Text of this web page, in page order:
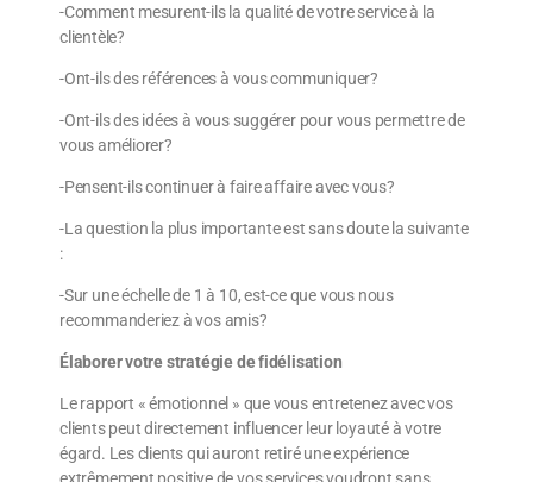
-Comment mesurent-ils la qualité de votre service à la
clientèle?
-Ont-ils des références à vous communiquer?
-Ont-ils des idées à vous suggérer pour vous permettre de
vous améliorer?
-Pensent-ils continuer à faire affaire avec vous?
-La question la plus importante est sans doute la suivante
:
-Sur une échelle de 1 à 10, est-ce que vous nous
recommanderiez à vos amis?
Élaborer votre stratégie de fidélisation
Le rapport « émotionnel » que vous entretenez avec vos
clients peut directement influencer leur loyauté à votre
égard. Les clients qui auront retiré une expérience